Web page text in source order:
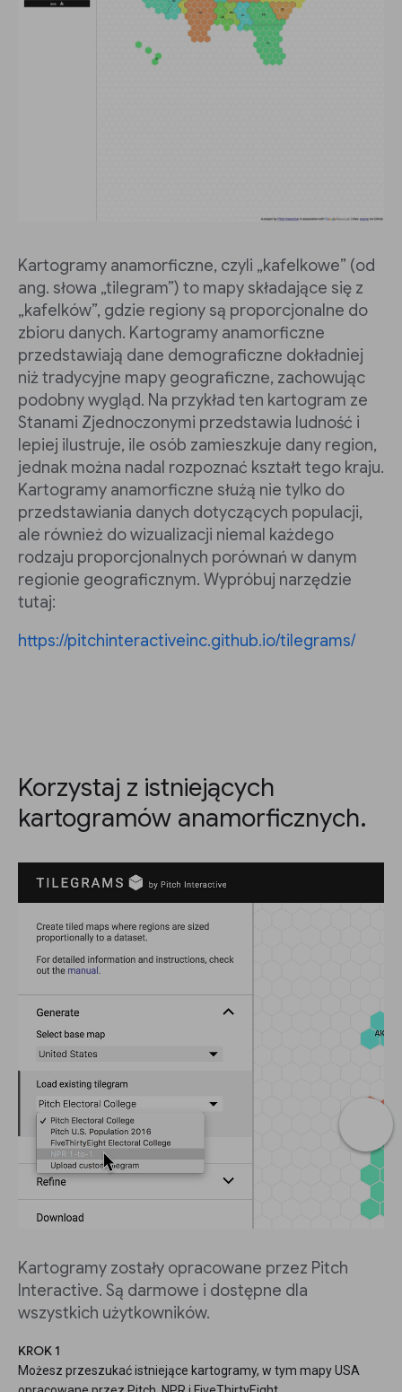
Kartogramy anamorficzne, czyli „kafelkowe” (od
ang. słowa „tilegram”) to mapy składające się z
„kafelków”, gdzie regiony są proporcjonalne do
zbioru danych. Kartogramy anamorficzne
przedstawiają dane demograficzne dokładniej
niż tradycyjne mapy geograficzne, zachowując
podobny wygląd. Na przykład ten kartogram ze
Stanami Zjednoczonymi przedstawia ludność i
lepiej ilustruje, ile osób zamieszkuje dany region,
jednak można nadal rozpoznać kształt tego kraju.
Kartogramy anamorficzne służą nie tylko do
przedstawiania danych dotyczących populacji,
ale również do wizualizacji niemal każdego
rodzaju proporcjonalnych porównań w danym
regionie geograficznym. Wypróbuj narzędzie
tutaj:
https://pitchinteractiveinc.github.io/tilegrams/
Korzystaj z istniejących
kartogramów anamorficznych.
Kartogramy zostały opracowane przez Pitch
Interactive. Są darmowe i dostępne dla
wszystkich użytkowników.
KROK 1
Możesz przeszukać istniejące kartogramy, w tym mapy USA